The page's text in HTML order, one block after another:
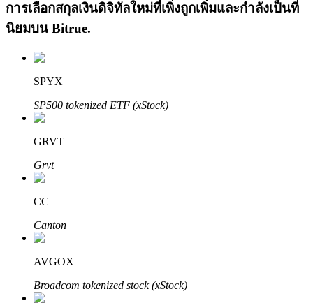
เรียนรู้ Staking
Bitrue
พันธมิตร Bitrue
การเลือกสกุลเงินดิจิทัลใหม่ที่เพิ่งถูกเพิ่มและกำลังเป็นที่
นิยมบน Bitrue.
SPYX
SP500 tokenized ETF (xStock)
GRVT
Grvt
CC
Canton
AVGOX
Broadcom tokenized stock (xStock)